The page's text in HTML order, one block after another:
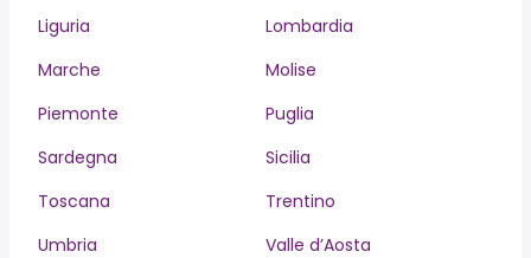
Liguria
Lombardia
Marche
Molise
Piemonte
Puglia
Sardegna
Sicilia
Toscana
Trentino
Umbria
Valle d’Aosta